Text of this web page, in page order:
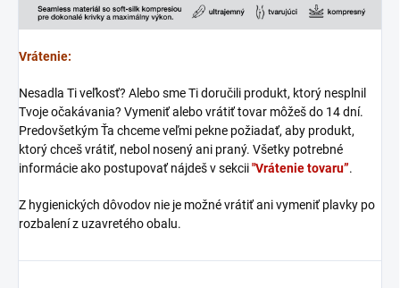
Vrátenie:
Nesadla Ti veľkosť? Alebo sme Ti doručili produkt, ktorý nesplnil
Tvoje očakávania? Vymeniť alebo vrátiť tovar môžeš do 14 dní.
Predovšetkým Ťa chceme veľmi pekne požiadať, aby produkt,
ktorý chceš vrátiť, nebol nosený ani praný. Všetky potrebné
informácie ako postupovať nájdeš v sekcii"Vrátenie tovaru”.
Z hygienických dôvodov nie je možné vrátiť ani vymeniť plavky po
rozbalení z uzavretého obalu.